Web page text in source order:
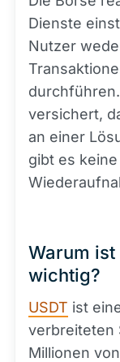
Dienste
Nutzer
versichert,
an einer
gibt es
Warum
wichtig?
USDT ist
verbreiteten
Millionen